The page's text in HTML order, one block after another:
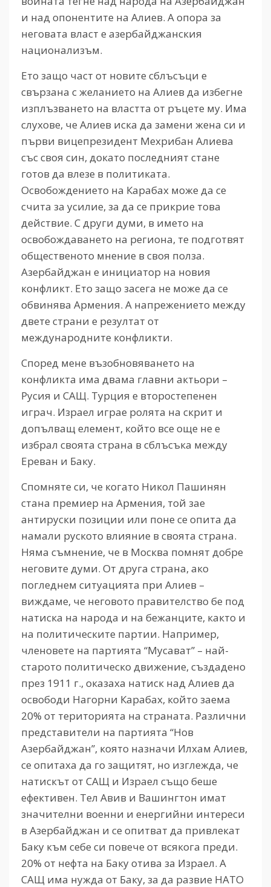
и над опонентите на Алиев. А опора за
неговата власт е азербайджанския
национализъм.
Ето защо част от новите сблъсъци е
свързана с желанието на Алиев да избегне
изплъзването на властта от ръцете му. Има
слухове, че Алиев иска да замени жена си и
първи вицепрезидент Мехрибан Алиева
със своя син, докато последният стане
готов да влезе в политиката.
Освобождението на Карабах може да се
счита за усилие, за да се прикрие това
действие. С други думи, в името на
освобождаването на региона, те подготвят
общественото мнение в своя полза.
Азербайджан е инициатор на новия
конфликт. Ето защо засега не може да се
обвинява Армения. А напрежението между
двете страни е резултат от
международните конфликти.
Според мене възобновяването на
конфликта има двама главни актьори –
Русия и САЩ. Турция е второстепенен
играч. Израел играе ролята на скрит и
допълващ елемент, който все още не е
избрал своята страна в сблъсъка между
Ереван и Баку.
Спомняте си, че когато Никол Пашинян
стана премиер на Армения, той зае
антируски позиции или поне се опита да
намали руското влияние в своята страна.
Няма съмнение, че в Москва помнят добре
неговите думи. От друга страна, ако
погледнем ситуацията при Алиев –
виждаме, че неговото правителство бе под
натиска на народа и на бежанците, както и
на политическите партии. Например,
членовете на партията “Мусават” – най-
старото политическо движение, създадено
през 1911 г., оказаха натиск над Алиев да
освободи Нагорни Карабах, който заема
20% от територията на страната. Различни
представители на партията “Нов
Азербайджан”, която назначи Илхам Алиев,
се опитаха да го защитят, но изглежда, че
натискът от САЩ и Израел също беше
ефективен. Тел Авив и Вашингтон имат
значителни военни и енергийни интереси
в Азербайджан и се опитват да привлекат
Баку към себе си повече от всякога преди.
20% от нефта на Баку отива за Израел. А
САЩ има нужда от Баку, за да развие НАТО